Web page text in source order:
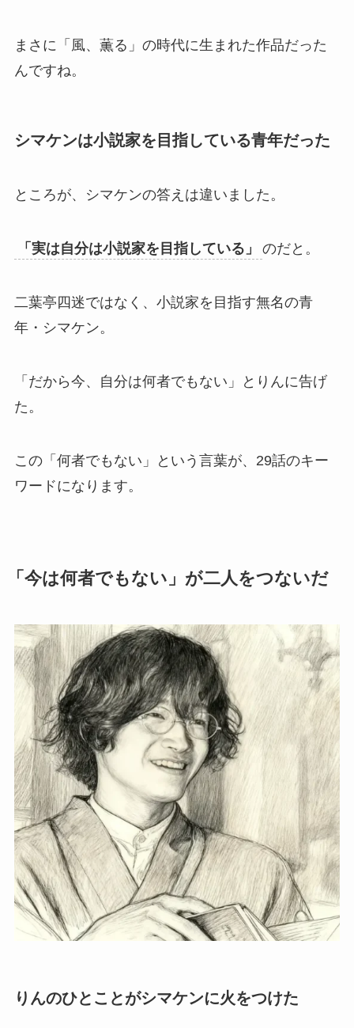
まさに「風、薫る」の時代に生まれた作品だった
んですね。
シマケンは小説家を目指している青年だった
ところが、シマケンの答えは違いました。
「実は自分は小説家を目指している」 のだと。
二葉亭四迷ではなく、小説家を目指す無名の青
年・シマケン。
「だから今、自分は何者でもない」とりんに告げ
た。
この「何者でもない」という言葉が、29話のキー
ワードになります。
「今は何者でもない」が二人をつないだ
りんのひとことがシマケンに火をつけた